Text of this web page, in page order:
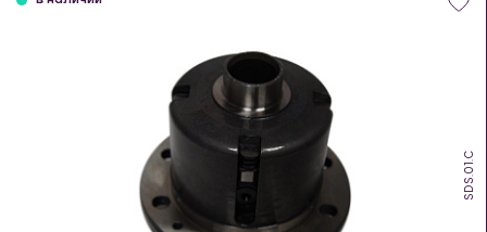
SDS.01.C